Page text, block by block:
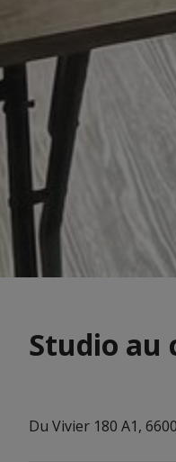
Studio au
Du Vivier 180 A1,